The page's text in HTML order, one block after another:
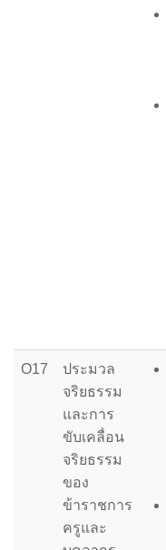
O17
ประมวล
จริยธรรม
และการ
ขับเคลื่อน
จริยธรรม
ของ
ข้าราชการ
ครูและ